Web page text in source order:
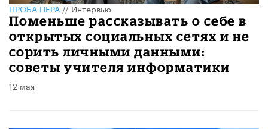
ПРОБА ПЕРА//Интервью
Поменьше рассказывать о себе в
открытых социальных сетях и не
сорить личными данными:
советы учителя информатики
12 мая